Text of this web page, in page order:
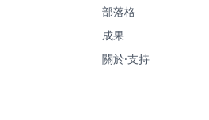
部落格
成果
關於·支持